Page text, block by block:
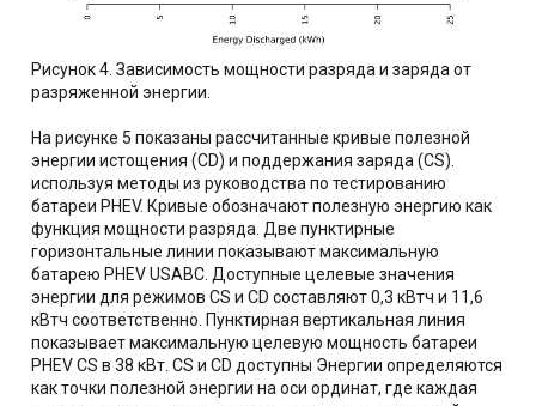
Рисунок 4. Зависимость мощности разряда и заряда от
разряженной энергии.
На рисунке 5 показаны рассчитанные кривые полезной
энергии истощения (CD) и поддержания заряда (CS).
используя методы из руководства по тестированию
батареи PHEV. Кривые обозначают полезную энергию как
функция мощности разряда. Две пунктирные
горизонтальные линии показывают максимальную
батарею PHEV USABC. Доступные целевые значения
энергии для режимов CS и CD составляют 0,3 кВтч и 11,6
кВтч соответственно. Пунктирная вертикальная линия
показывает максимальную целевую мощность батареи
PHEV CS в 38 кВт. CS и CD доступны Энергии определяются
как точки полезной энергии на оси ординат, где каждая